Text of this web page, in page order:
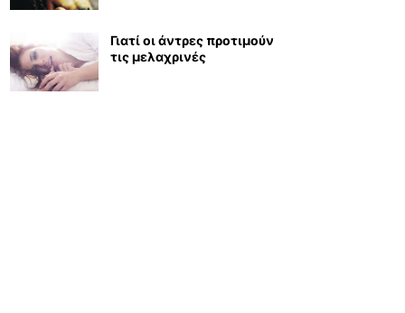
Γιατί οι άντρες προτιμούν
τις μελαχρινές